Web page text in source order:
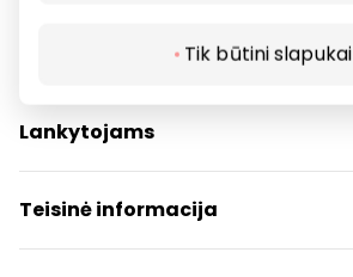
Tik būtini slapukai
Parduotuvės
Paslaugos
Restoranai ir kavinės
Lankytojams
PC planas
Draugiški gyvūnams
Kontaktai
Teisinė informacija
Prekybos centro taisyklės